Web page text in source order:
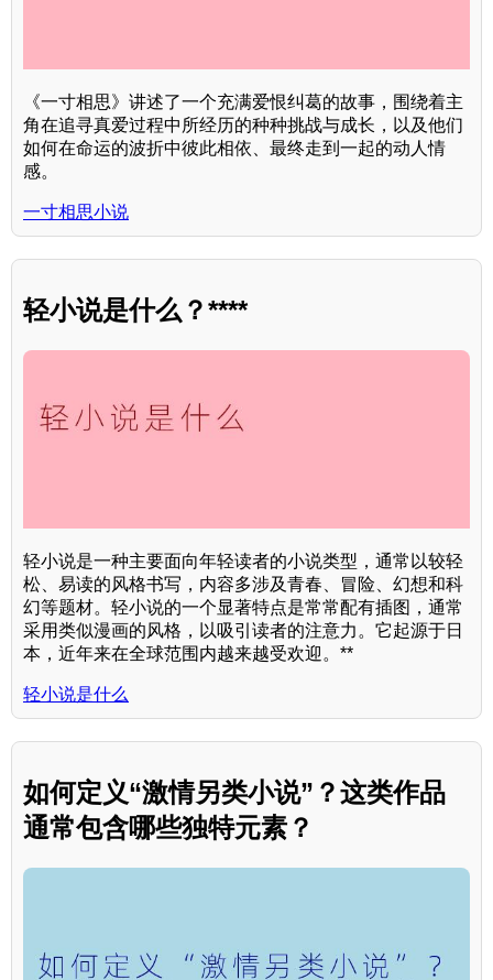
《一寸相思》讲述了一个充满爱恨纠葛的故事，围绕着主
角在追寻真爱过程中所经历的种种挑战与成长，以及他们
如何在命运的波折中彼此相依、最终走到一起的动人情
感。
一寸相思小说
轻小说是什么？****
轻小说是一种主要面向年轻读者的小说类型，通常以较轻
松、易读的风格书写，内容多涉及青春、冒险、幻想和科
幻等题材。轻小说的一个显著特点是常常配有插图，通常
采用类似漫画的风格，以吸引读者的注意力。它起源于日
本，近年来在全球范围内越来越受欢迎。**
轻小说是什么
如何定义“激情另类小说”？这类作品
通常包含哪些独特元素？